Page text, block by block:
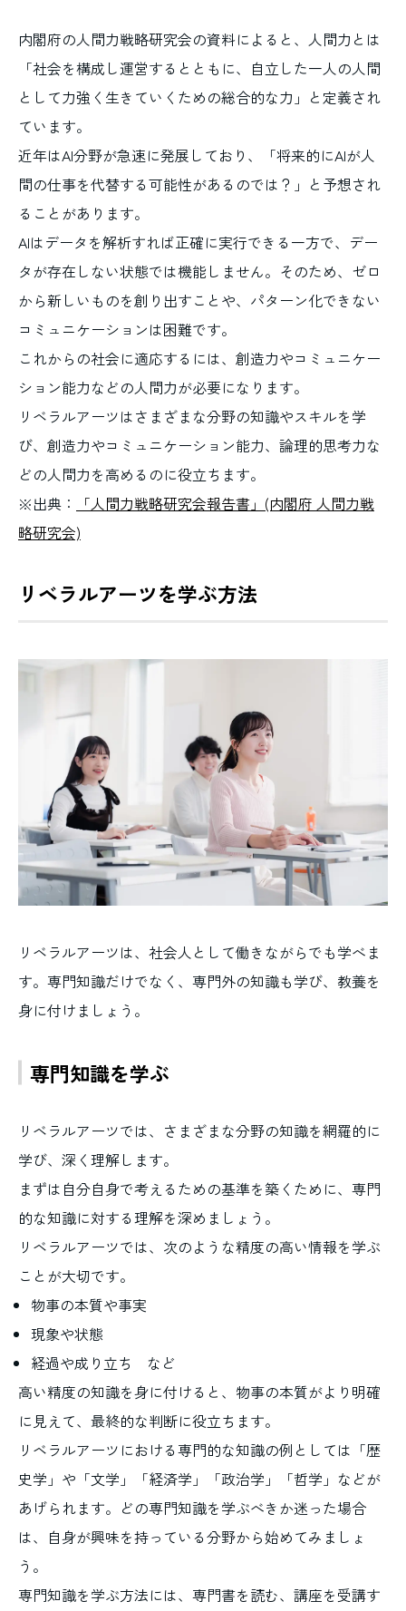
内閣府の人間力戦略研究会の資料によると、人間力とは
「社会を構成し運営するとともに、自立した一人の人間
として力強く生きていくための総合的な力」と定義され
ています。
近年はAI分野が急速に発展しており、「将来的にAIが人
間の仕事を代替する可能性があるのでは？」と予想され
ることがあります。
AIはデータを解析すれば正確に実行できる一方で、デー
タが存在しない状態では機能しません。そのため、ゼロ
から新しいものを創り出すことや、パターン化できない
コミュニケーションは困難です。
これからの社会に適応するには、創造力やコミュニケー
ション能力などの人間力が必要になります。
リベラルアーツはさまざまな分野の知識やスキルを学
び、創造力やコミュニケーション能力、論理的思考力な
どの人間力を高めるのに役立ちます。
※出典：
「人間力戦略研究会報告書」(内閣府 人間力戦
略研究会)
リベラルアーツを学ぶ方法
リベラルアーツは、社会人として働きながらでも学べま
す。専門知識だけでなく、専門外の知識も学び、教養を
身に付けましょう。
専門知識を学ぶ
リベラルアーツでは、さまざまな分野の知識を網羅的に
学び、深く理解します。
まずは自分自身で考えるための基準を築くために、専門
的な知識に対する理解を深めましょう。
リベラルアーツでは、次のような精度の高い情報を学ぶ
ことが大切です。
物事の本質や事実
現象や状態
経過や成り立ち など
高い精度の知識を身に付けると、物事の本質がより明確
に見えて、最終的な判断に役立ちます。
リベラルアーツにおける専門的な知識の例としては「歴
史学」や「文学」「経済学」「政治学」「哲学」などが
あげられます。どの専門知識を学ぶべきか迷った場合
は、自身が興味を持っている分野から始めてみましょ
う。
専門知識を学ぶ方法には、専門書を読む、講座を受講す